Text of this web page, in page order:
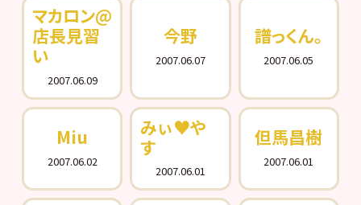
マカロン@
店長見習
い
2007.06.09
今野
2007.06.07
譜っくん。
2007.06.05
Miu
2007.06.02
みぃ♥や
す
2007.06.01
但馬昌樹
2007.06.01